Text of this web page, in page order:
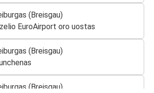
(Breisgau)
EuroAirport oro uostas
(Breisgau)
(Breisgau)